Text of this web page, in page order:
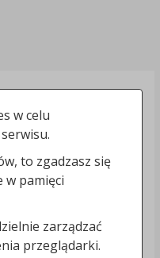
w celu
to zgadzasz się
w pamięci
zarządzać
przeglądarki.